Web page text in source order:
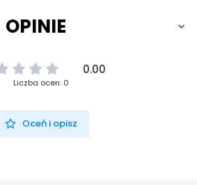
OPINIE
0.00
Liczba ocen: 0
Oceń i opisz